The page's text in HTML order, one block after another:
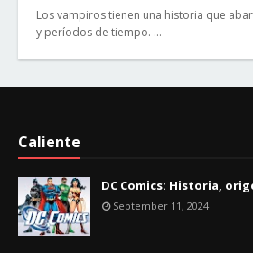
Los vampiros tienen una historia que
y períodos de tiempo. …
Caliente
DC Comics: Historia,
September 11, 2024